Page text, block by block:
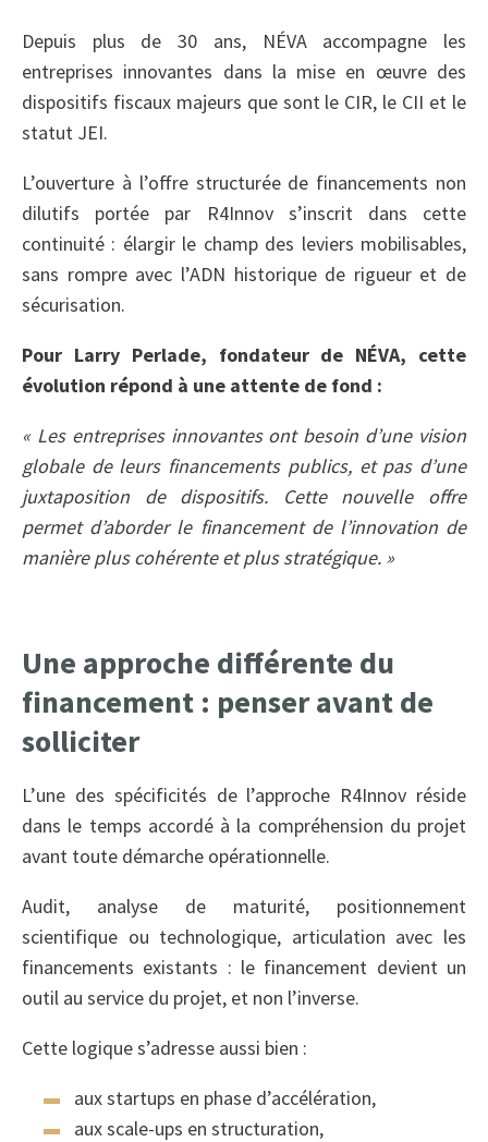
Depuis plus de 30 ans, NÉVA accompagne les
entreprises innovantes dans la mise en œuvre des
dispositifs fiscaux majeurs que sont le CIR, le CII et le
statut JEI.
L’ouverture à l’offre structurée de financements non
dilutifs portée par R4Innov s’inscrit dans cette
continuité : élargir le champ des leviers mobilisables,
sans rompre avec l’ADN historique de rigueur et de
sécurisation.
Pour Larry Perlade, fondateur de NÉVA, cette
évolution répond à une attente de fond :
« Les entreprises innovantes ont besoin d’une vision
globale de leurs financements publics, et pas d’une
juxtaposition de dispositifs. Cette nouvelle offre
permet d’aborder le financement de l’innovation de
manière plus cohérente et plus stratégique. »
Une approche différente du
financement : penser avant de
solliciter
L’une des spécificités de l’approche R4Innov réside
dans le temps accordé à la compréhension du projet
avant toute démarche opérationnelle.
Audit, analyse de maturité, positionnement
scientifique ou technologique, articulation avec les
financements existants : le financement devient un
outil au service du projet, et non l’inverse.
Cette logique s’adresse aussi bien :
aux startups en phase d’accélération,
aux scale-ups en structuration,